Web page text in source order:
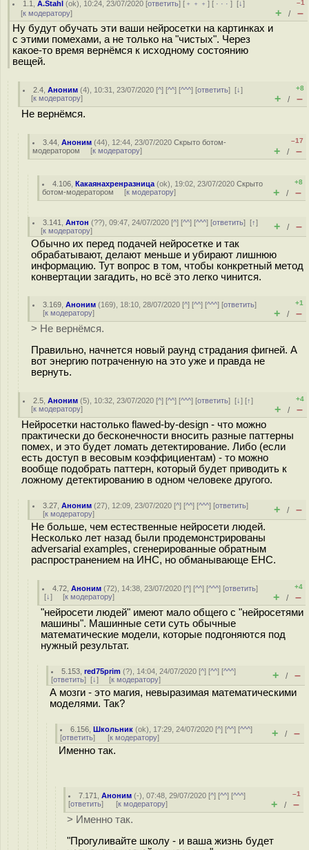
1.1 ,A.Stahl (ok), 10:24, 23/07/2020 [ответить] [ ﹢﹢﹢] [ · · ·][↓]
[к модератору]
–1
+ / –
Ну будут обучать эти ваши нейросетки на картинках и
с этими помехами, а не только на "чистых". Через
какое-то время вернёмся к исходному состоянию
вещей.
2.4 ,Аноним (4), 10:31, 23/07/2020 [^] [^^] [^^^] [ответить][↓]
[к модератору]
+8
+ / –
Не вернёмся.
3.44 ,Аноним (44), 12:44, 23/07/2020Скрыто ботом-
модератором [к модератору]
–17
+ / –
4.106 ,Какаянахренразница (ok), 19:02, 23/07/2020Скрыто
ботом-модератором [к модератору]
+8
+ / –
3.141 ,Антон (??), 09:47, 24/07/2020 [^] [^^] [^^^] [ответить][↑]
[к модератору] + / –
Обычно их перед подачей нейросетке и так
обрабатывают, делают меньше и убирают лишнюю
информацию. Тут вопрос в том, чтобы конкретный метод
конвертации загадить, но всё это легко чинится.
3.169 ,Аноним (169), 18:10, 28/07/2020 [^] [^^] [^^^] [ответить]
[к модератору]
+1
+ / –
> Не вернёмся.
Правильно, начнется новый раунд страдания фигней. А
вот энергию потраченную на это уже и правда не
вернуть.
2.5 ,Аноним (5), 10:32, 23/07/2020 [^] [^^] [^^^] [ответить][↓] [↑]
[к модератору]
+4
+ / –
Нейросетки настолько flawed-by-design - что можно
практически до бесконечности вносить разные паттерны
помех, и это будет ломать детектирование. Либо (если
есть доступ в весовым коэффициентам) - то можно
вообще подобрать паттерн, который будет приводить к
ложному детектированию в одном человеке другого.
3.27 ,Аноним (27), 12:09, 23/07/2020 [^] [^^] [^^^] [ответить]
[к модератору] + / –
Не больше, чем естественные нейросети людей.
Несколько лет назад были продемонстрированы
adversarial examples, сгенерированные обратным
распространением на ИНС, но обманывающе ЕНС.
4.72 ,Аноним (72), 14:38, 23/07/2020 [^] [^^] [^^^] [ответить]
[↓] [к модератору]
+4
+ / –
"нейросети людей" имеют мало общего с "нейросетями
машины". Машинные сети суть обычные
математические модели, которые подгоняются под
нужный результат.
5.153 ,red75prim (?), 14:04, 24/07/2020 [^] [^^] [^^^]
[ответить] [↓] [к модератору] + / –
А мозги - это магия, невыразимая математическими
моделями. Так?
6.156 ,Школьник (ok), 17:29, 24/07/2020 [^] [^^] [^^^]
[ответить] [к модератору] + / –
Именно так.
7.171 ,Аноним (-), 07:48, 29/07/2020 [^] [^^] [^^^]
[ответить] [к модератору]
–1
+ / –
> Именно так.
"Прогуливайте школу - и ваша жизнь будет